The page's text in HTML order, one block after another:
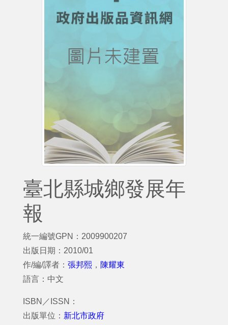
臺北縣城鄉發展年
報
統一編號GPN：2009900207
出版日期：2010/01
作/編/譯者： 張邦熙 ， 陳耀東
語言：中文
ISBN／ISSN：
出版單位： 新北市政府